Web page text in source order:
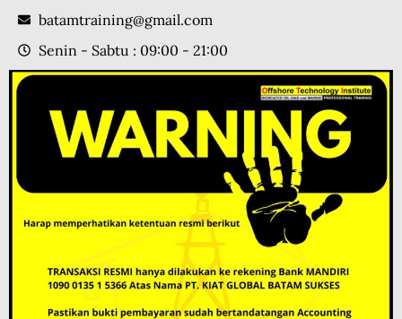
batamtraining@gmail.com
Senin - Sabtu : 09:00 - 21:00